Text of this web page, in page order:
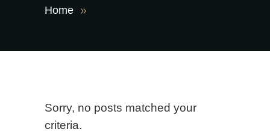
Home
Sorry, no posts matched your
criteria.